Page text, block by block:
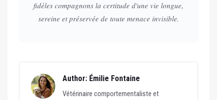
fidèles compagnons la certitude d'une vie longue,
sereine et préservée de toute menace invisible.
Author: Émilie Fontaine
Vétérinaire comportementaliste et